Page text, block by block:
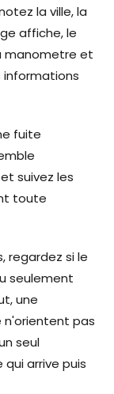
la ville, la
affiche, le
manometre et
informations
fuite
suivez les
toute
regardez si le
seulement
une
pas
seul
arrive puis